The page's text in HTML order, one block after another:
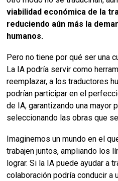
viabilidad económica de la
reduciendo aún más la
humanos.
Pero no tiene por qué ser una
La IA podría servir como
reemplazar, a los traductores
podrían participar en el
de IA, garantizando una mayor
seleccionando las obras que
Imaginemos un mundo en el
trabajen juntos, ampliando los
lograr. Si la IA puede ayudar a
colaboración podría conducir a